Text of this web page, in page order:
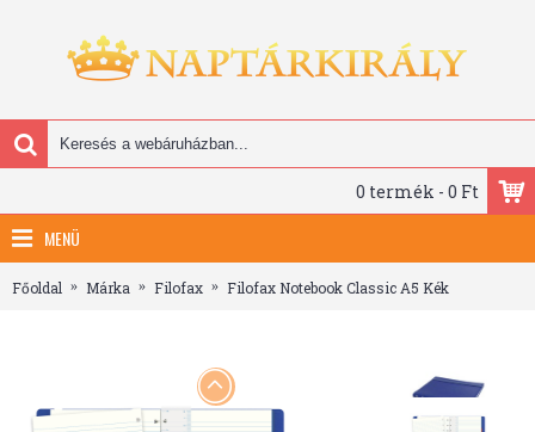
0 termék - 0 Ft
MENÜ
Főoldal Márka Filofax Filofax Notebook Classic A5 Kék